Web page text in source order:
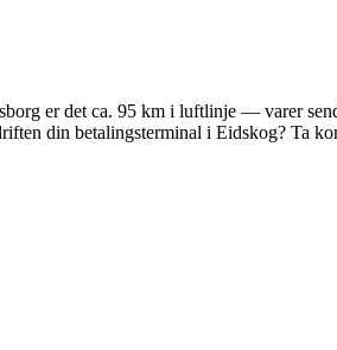
er det ca. 95 km i luftlinje — varer
din betalingsterminal i Eidskog? Ta